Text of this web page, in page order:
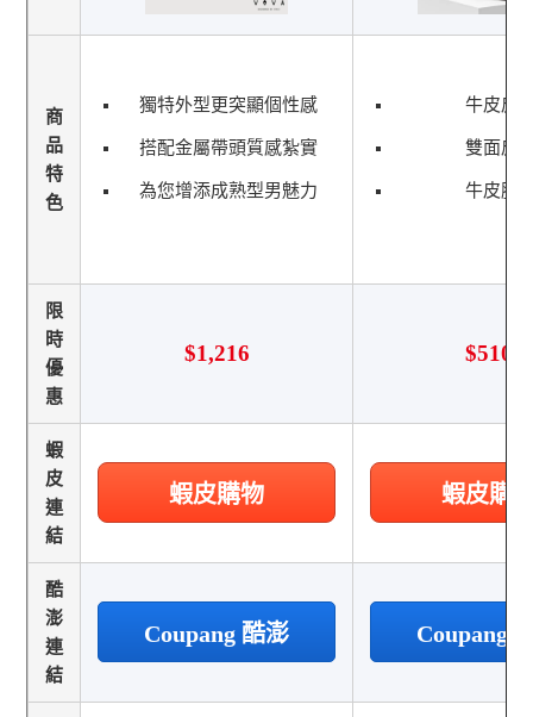
商
品
特
色
獨特外型更突顯個性感
搭配金屬帶頭質感紮實
為您增添成熟型男魅力
牛皮皮
雙面皮
牛皮腰
限
時
優
惠
$1,216 $510
蝦
皮
連
結
蝦皮購物 蝦皮購
酷
澎
連
結
Coupang 酷澎 Coupang